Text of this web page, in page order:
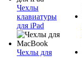
Чехлы
клавиатуры
для iPad
Чехлы для